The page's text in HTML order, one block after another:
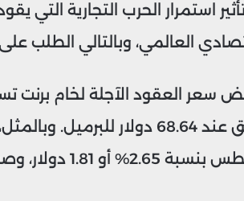
استمرار الحرب التجارية التي
العالمي، وبالتالي الطلب
ليغلق عند 68.64 دولار
1.81 دولار، وصولًا إلى 66.57 دولار للبرميل.